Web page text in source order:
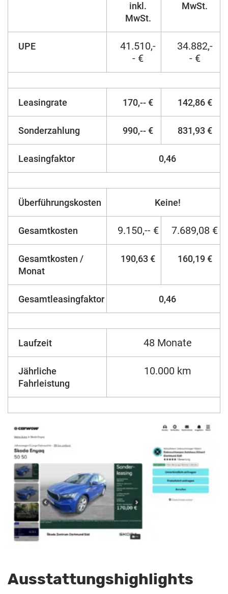
inkl.
MwSt.
MwSt.
UPE
41.510,-
- €
34.882,-
- €
Leasingrate 170,-- € 142,86 €
Sonderzahlung 990,-- € 831,93 €
Leasingfaktor 0,46
Überführungskosten Keine!
Gesamtkosten 9.150,-- € 7.689,08 €
Gesamtkosten /
Monat
190,63 € 160,19 €
Gesamtleasingfaktor 0,46
Laufzeit 48 Monate
Jährliche
Fahrleistung
10.000 km
Ausstattungshighlights